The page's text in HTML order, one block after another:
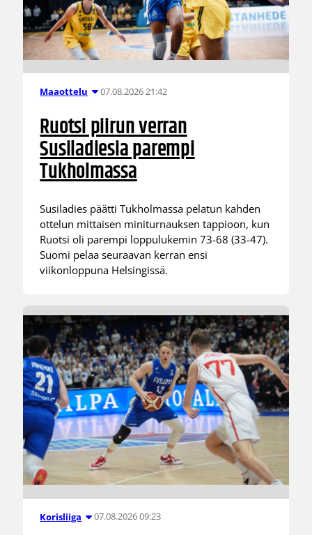
Maaottelu 07.08.2026 21:42
Ruotsi piirun verran
Susiladiesia parempi
Tukholmassa
Susiladies päätti Tukholmassa pelatun kahden
ottelun mittaisen miniturnauksen tappioon, kun
Ruotsi oli parempi loppulukemin 73-68 (33-47).
Suomi pelaa seuraavan kerran ensi
viikonloppuna Helsingissä.
Korisliiga 07.08.2026 09:23